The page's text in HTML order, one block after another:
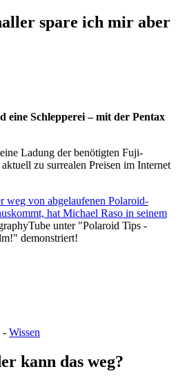
spare ich mir aber
eine Schlepperei – mit der Pentax
Ladung der benötigten Fuji-
zu surrealen Preisen im Internet
weg von abgelaufenen Polaroid-
hat Michael Raso in seinem
unter "Polaroid Tips -
demonstriert!
- Wissen
kann das weg?